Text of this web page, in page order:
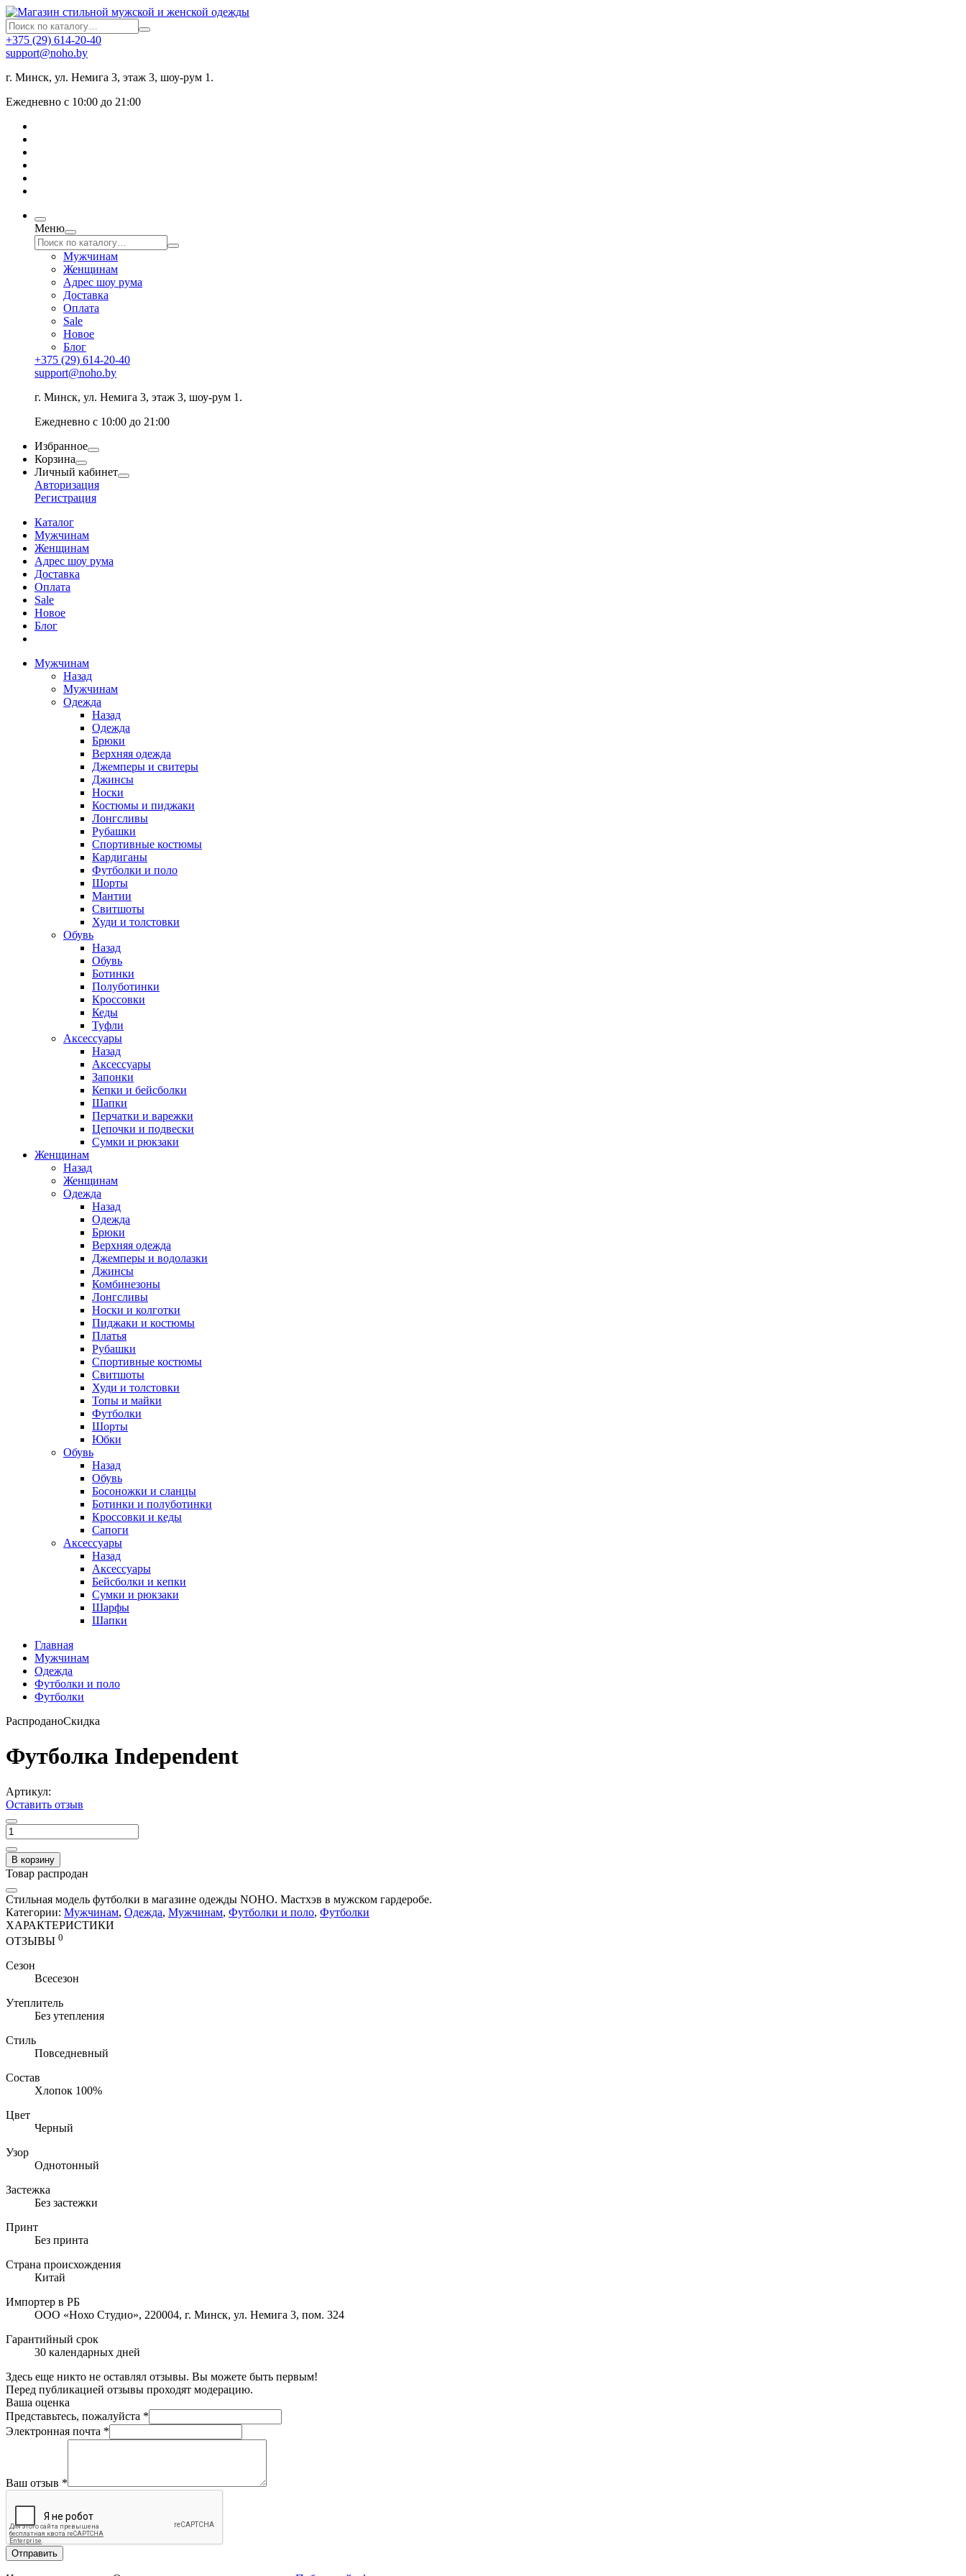
+375 (29) 614-20-40
support@noho.by
г. Минск, ул. Немига 3, этаж 3, шоу-рум 1.
Ежедневно с 10:00 до 21:00
Меню
Мужчинам
Женщинам
Адрес шоу рума
Доставка
Оплата
Sale
Новое
Блог
+375 (29) 614-20-40
support@noho.by
г. Минск, ул. Немига 3, этаж 3, шоу-рум 1.
Ежедневно с 10:00 до 21:00
Избранное
Корзина
Личный кабинет
Авторизация
Регистрация
Каталог
Мужчинам
Женщинам
Адрес шоу рума
Доставка
Оплата
Sale
Новое
Блог
Мужчинам
Назад
Мужчинам
Одежда
Назад
Одежда
Брюки
Верхняя одежда
Джемперы и свитеры
Джинсы
Носки
Костюмы и пиджаки
Лонгсливы
Рубашки
Спортивные костюмы
Кардиганы
Футболки и поло
Шорты
Мантии
Свитшоты
Худи и толстовки
Обувь
Назад
Обувь
Ботинки
Полуботинки
Кроссовки
Кеды
Туфли
Аксессуары
Назад
Аксессуары
Запонки
Кепки и бейсболки
Шапки
Перчатки и варежки
Цепочки и подвески
Сумки и рюкзаки
Женщинам
Назад
Женщинам
Одежда
Назад
Одежда
Брюки
Верхняя одежда
Джемперы и водолазки
Джинсы
Комбинезоны
Лонгсливы
Носки и колготки
Пиджаки и костюмы
Платья
Рубашки
Спортивные костюмы
Свитшоты
Худи и толстовки
Топы и майки
Футболки
Шорты
Юбки
Обувь
Назад
Обувь
Босоножки и сланцы
Ботинки и полуботинки
Кроссовки и кеды
Сапоги
Аксессуары
Назад
Аксессуары
Бейсболки и кепки
Сумки и рюкзаки
Шарфы
Шапки
Главная
Мужчинам
Одежда
Футболки и поло
Футболки
РаспроданоСкидка
Футболка Independent
Артикул:
Оставить отзыв
В корзину
Товар распродан
Стильная модель футболки в магазине одежды NOHO. Мастхэв в мужском гардеробе.
Категории: Мужчинам, Одежда, Мужчинам, Футболки и поло, Футболки
ХАРАКТЕРИСТИКИ
ОТЗЫВЫ 0
Сезон
Всесезон
Утеплитель
Без утепления
Стиль
Повседневный
Состав
Хлопок 100%
Цвет
Черный
Узор
Однотонный
Застежка
Без застежки
Принт
Без принта
Страна происхождения
Китай
Импортер в РБ
ООО «Нохо Студио», 220004, г. Минск, ул. Немига 3, пом. 324
Гарантийный срок
30 календарных дней
Здесь еще никто не оставлял отзывы. Вы можете быть первым!
Перед публикацией отзывы проходят модерацию.
Ваша оценка
Представьтесь, пожалуйста *
Электронная почта *
Ваш отзыв *
Отправить